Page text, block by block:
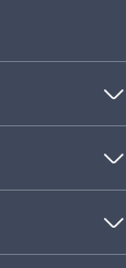
seta_baixo
seta_baixo
seta_baixo